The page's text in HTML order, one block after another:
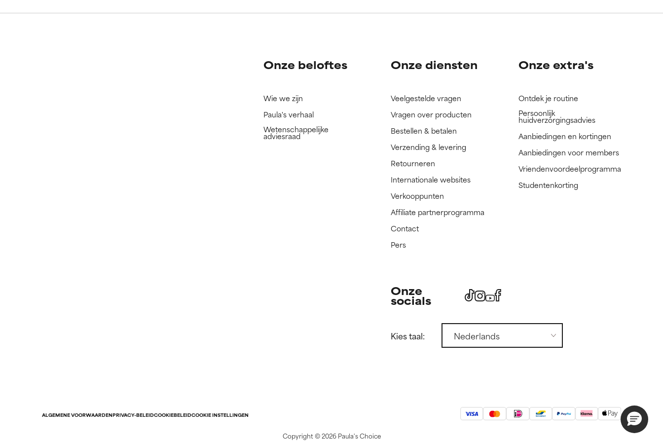
We hebben dit ingrediënt nog niet beoordeeld omdat we het onderzoek ernaar nog niet
We hebben dit ingrediënt nog niet beoordeeld omdat we het onderzoek ernaar nog niet
Onze beloftes
Wie we zijn
Paula's verhaal
Wetenschappelijke
adviesraad
Onze diensten
Veelgestelde vragen
Vragen over producten
Bestellen & betalen
Verzending & levering
Retourneren
Internationale websites
Verkooppunten
Affiliate partnerprogramma
Contact
Pers
Onze extra's
Ontdek je routine
Persoonlijk
huidverzorgingsadvies
Aanbiedingen en kortingen
Aanbiedingen voor members
Vriendenvoordeelprogramma
Studentenkorting
Onze
socials
Kies taal:
ALGEMENE VOORWAARDENPRIVACY-BELEIDCOOKIEBELEIDCOOKIE INSTELLINGEN
Copyright ©2026 Paula's Choice